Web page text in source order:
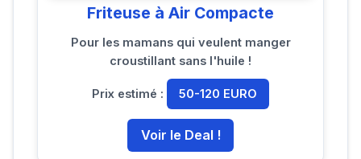
Friteuse à Air Compacte
Pour les mamans qui veulent manger
croustillant sans l'huile !
Prix estimé : 50-120 EURO
Voir le Deal !